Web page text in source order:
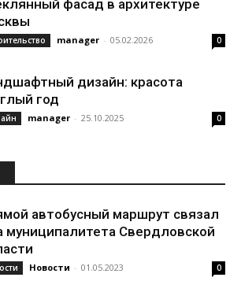
фасад в архитектуре
manager - 05.02.2026 0
дизайн: красота
год
manager - 25.10.2025 0
автобусный маршрут связал
муниципалитета Свердловской
Новости - 01.05.2023 0